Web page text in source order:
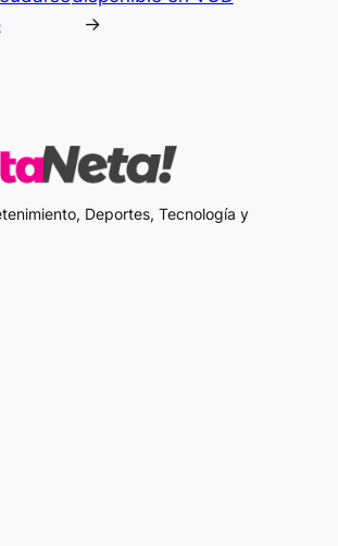
→
Deportes, Tecnología y